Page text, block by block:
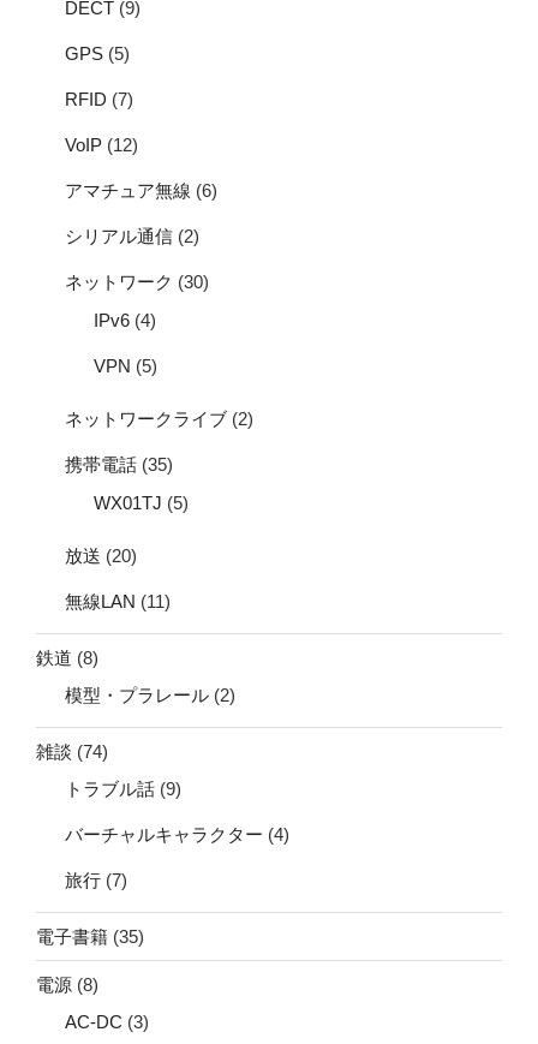
DECT (9)
GPS (5)
RFID (7)
VoIP (12)
アマチュア無線 (6)
シリアル通信 (2)
ネットワーク (30)
IPv6 (4)
VPN (5)
ネットワークライブ (2)
携帯電話 (35)
WX01TJ (5)
放送 (20)
無線LAN (11)
鉄道 (8)
模型・プラレール (2)
雑談 (74)
トラブル話 (9)
バーチャルキャラクター (4)
旅行 (7)
電子書籍 (35)
電源 (8)
AC-DC (3)